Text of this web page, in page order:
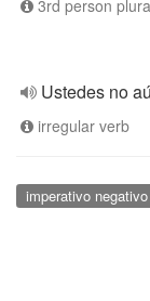
3rd person
Ustedes no
irregular verb
imperativo negativo